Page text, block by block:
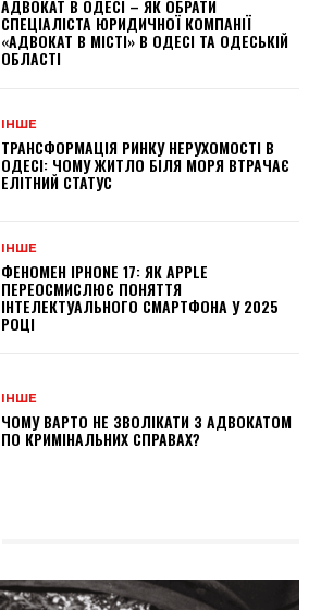
АДВОКАТ В ОДЕСІ – ЯК ОБРАТИ
СПЕЦІАЛІСТА ЮРИДИЧНОЇ КОМПАНІЇ
«АДВОКАТ В МІСТІ» В ОДЕСІ ТА ОДЕСЬКІЙ
ОБЛАСТІ
ІНШЕ
ТРАНСФОРМАЦІЯ РИНКУ НЕРУХОМОСТІ В
ОДЕСІ: ЧОМУ ЖИТЛО БІЛЯ МОРЯ ВТРАЧАЄ
ЕЛІТНИЙ СТАТУС
ІНШЕ
ФЕНОМЕН IPHONE 17: ЯК APPLE
ПЕРЕОСМИСЛЮЄ ПОНЯТТЯ
ІНТЕЛЕКТУАЛЬНОГО СМАРТФОНА У 2025
РОЦІ
ІНШЕ
ЧОМУ ВАРТО НЕ ЗВОЛІКАТИ З АДВОКАТОМ
ПО КРИМІНАЛЬНИХ СПРАВАХ?